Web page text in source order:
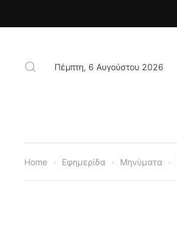
Πέμπτη, 6 Αυγούστου 2026
Home Εφημερίδα Μηνύματα